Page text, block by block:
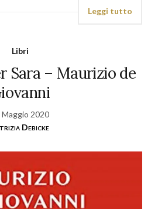
Leggi tutto
Libri
Sara – Maurizio de
Maggio 2020
Debicke